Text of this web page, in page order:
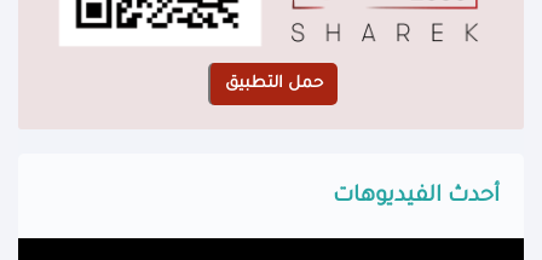
أحدث الفيديوهات